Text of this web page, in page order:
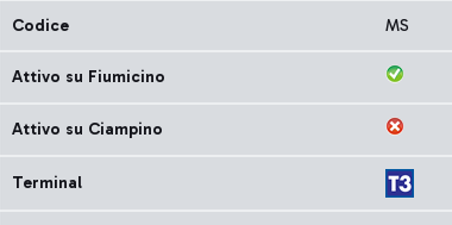
Codice MS
Attivo su Fiumicino
Attivo su Ciampino
Terminal